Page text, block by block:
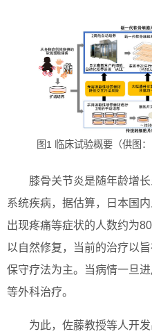
图1 临床试验概要（供图：
膝骨关节炎是随年龄增
系统疾病，据估算，日本国
出现疼痛等症状的人数约为
以自然修复，当前的治疗以
保守疗法为主。当病情一旦
等外科治疗。
为此，佐藤教授等人开